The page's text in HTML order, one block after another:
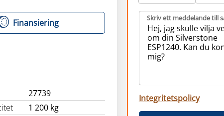
Finansiering
27739
1 200 kg
Integritetspolicy